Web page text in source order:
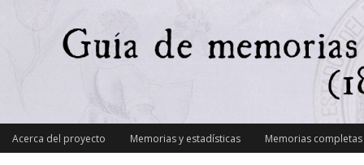
Acerca del proyecto Memorias y estadísticas Memorias